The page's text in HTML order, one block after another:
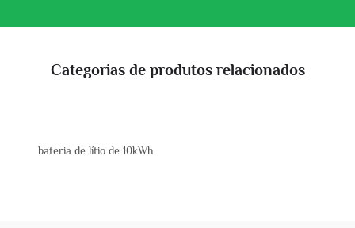
Categorias de produtos relacionados
bateria de lítio de 10kWh